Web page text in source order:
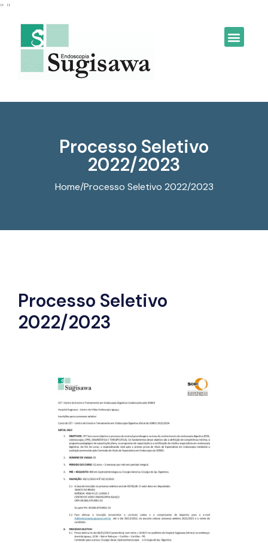
" "
Processo Seletivo
2022/2023
Home/Processo Seletivo 2022/2023
Processo Seletivo
2022/2023